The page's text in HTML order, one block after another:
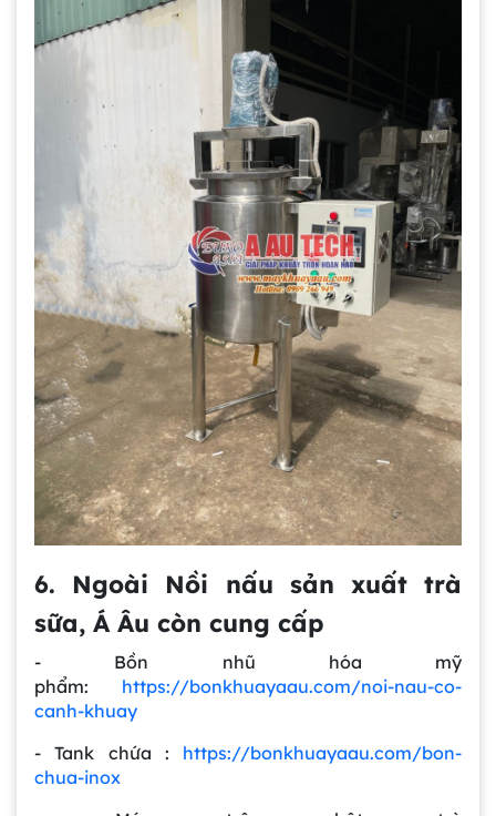
6. Ngoài Nồi nấu sản xuất trà
sữa, Á Âu còn cung cấp
- Bồn nhũ hóa mỹ
phẩm: https://bonkhuayaau.com/noi-nau-co-
canh-khuay
- Tank chứa : https://bonkhuayaau.com/bon-
chua-inox